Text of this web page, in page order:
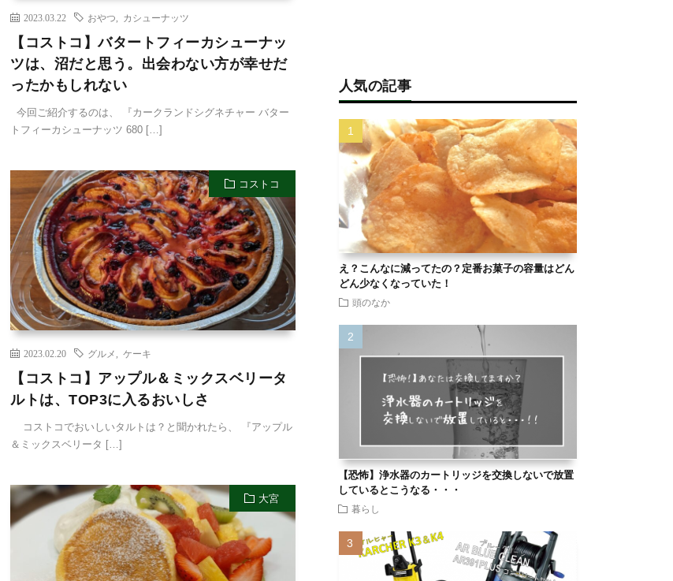
2023.03.22 おやつ カシューナッツ
【コストコ】バタートフィーカシューナッ
ツは、沼だと思う。出会わない方が幸せだ
ったかもしれない
今回ご紹介するのは、 『カークランドシグネチャー バター
トフィーカシューナッツ 680 […]
コストコ
2023.02.20 グルメ ,ケーキ
【コストコ】アップル＆ミックスベリータ
ルトは、TOP3に入るおいしさ
コストコでおいしいタルトは？と聞かれたら、 『アップル
＆ミックスベリータ […]
大宮
人気の記事
え？こんなに減ってたの？定番お菓子の容量はどん
どん少なくなっていた！
頭のなか
【恐怖】浄水器のカートリッジを交換しないで放置
しているとこうなる・・・
暮らし